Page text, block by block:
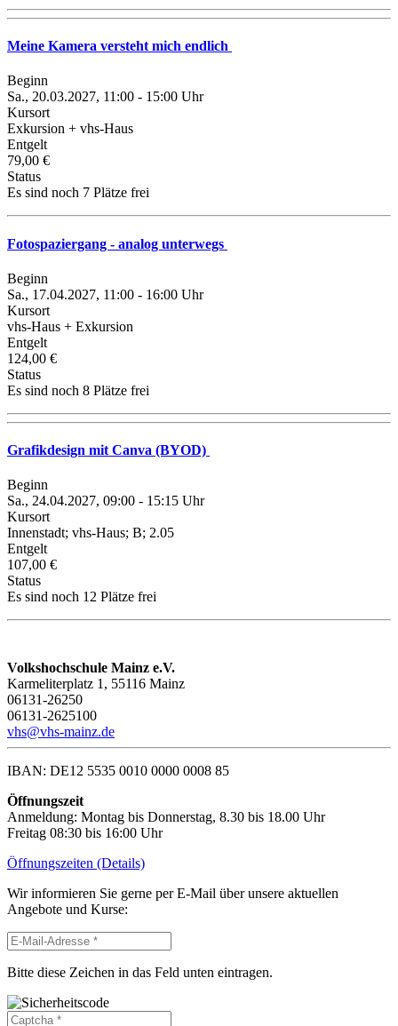
Meine Kamera versteht mich endlich
Beginn
Sa., 20.03.2027, 11:00 - 15:00 Uhr
Kursort
Exkursion + vhs-Haus
Entgelt
79,00 €
Status
Es sind noch 7 Plätze frei
Fotospaziergang - analog unterwegs
Beginn
Sa., 17.04.2027, 11:00 - 16:00 Uhr
Kursort
vhs-Haus + Exkursion
Entgelt
124,00 €
Status
Es sind noch 8 Plätze frei
Grafikdesign mit Canva (BYOD)
Beginn
Sa., 24.04.2027, 09:00 - 15:15 Uhr
Kursort
Innenstadt; vhs-Haus; B; 2.05
Entgelt
107,00 €
Status
Es sind noch 12 Plätze frei
Volkshochschule Mainz e.V.
Karmeliterplatz 1, 55116 Mainz
06131-26250
06131-2625100
vhs@vhs-mainz.de
IBAN: DE12 5535 0010 0000 0008 85
Öffnungszeit
Anmeldung: Montag bis Donnerstag, 8.30 bis 18.00 Uhr
Freitag 08:30 bis 16:00 Uhr
Öffnungszeiten (Details)
Wir informieren Sie gerne per E-Mail über unsere aktuellen
Angebote und Kurse:
Bitte diese Zeichen in das Feld unten eintragen.